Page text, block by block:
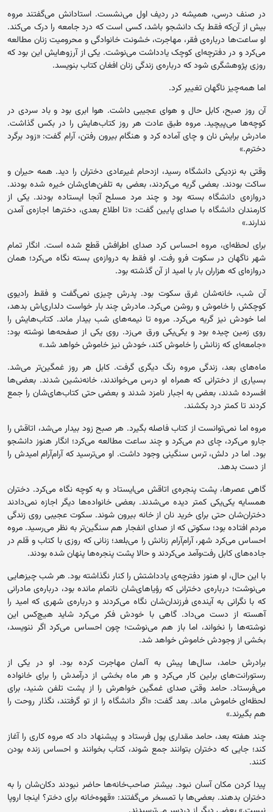
در صنف درسی، همیشه در ردیف اول می‌نشست. استادانش می‌گفتند مروه
بیش از آن‌که فقط یک دانشجو باشد، کسی است که درد جامعه را درک می‌کند.
او ساعت‌ها درباره‌ی فقر، مهاجرت، خشونت خانوادگی و محرومیت زنان مطالعه
می‌کرد و در دفترچه‌ای کوچک یادداشت می‌نوشت. یکی از آرزوهایش این بود که
روزی پژوهشگری شود که درباره‌ی زندگی زنان افغان کتاب بنویسد.
اما همه‌چیز ناگهان تغییر کرد.
آن روز صبح، کابل حال و هوای عجیبی داشت. هوا ابری بود و باد سردی در
کوچه‌ها می‌پیچید. مروه طبق عادت هر روز کتاب‌هایش را در بکس گذاشت.
مادرش برایش نان و چای آماده کرد و هنگام بیرون رفتن، آرام گفت: «زود برگرد
دخترم.»
وقتی به نزدیکی دانشگاه رسید، ازدحام غیرعادی دختران را دید. همه حیران و
ساکت بودند. بعضی گریه می‌کردند، بعضی به تلفن‌های‌شان خیره شده بودند.
دروازه‌ی دانشگاه بسته بود و چند مرد مسلح آنجا ایستاده بودند. یکی از
کارمندان دانشگاه با صدای پایین گفت: «تا اطلاع بعدی، دخترها اجازه‌ی آمدن
ندارند.»
برای لحظه‌ای، مروه احساس کرد صدای اطرافش قطع شده است. انگار تمام
شهر ناگهان در سکوت فرو رفت. او فقط به دروازه‌ی بسته نگاه می‌کرد؛ همان
دروازه‌ای که هزاران بار با امید از آن گذشته بود.
آن شب، خانه‌شان غرق سکوت بود. پدرش چیزی نمی‌گفت و فقط رادیوی
کوچکش را خاموش و روشن می‌کرد. مادرش چند بار خواست دلداری‌اش بدهد،
اما خودش نیز گریه می‌کرد. مروه تا نیمه‌های شب بیدار ماند. کتاب‌هایش را
روی زمین چیده بود و یکی‌یکی ورق می‌زد. روی یکی از صفحه‌ها نوشته بود:
«جامعه‌ای که زنانش را خاموش کند، خودش نیز خاموش خواهد شد.»
ماه‌های بعد، زندگی مروه رنگ دیگری گرفت. کابل هر روز غمگین‌تر می‌شد.
بسیاری از دخترانی که همراه او درس می‌خواندند، خانه‌نشین شدند. بعضی‌ها
افسرده شدند، بعضی به اجبار نامزد شدند و بعضی حتی کتاب‌های‌شان را جمع
کردند تا کمتر درد بکشند.
مروه اما نمی‌توانست از کتاب فاصله بگیرد. هر صبح زود بیدار می‌شد، اتاقش را
جارو می‌کرد، چای دم می‌کرد و چند ساعت مطالعه می‌کرد؛ انگار هنوز دانشجو
بود. اما در دلش، ترس سنگینی وجود داشت. او می‌ترسید که آرام‌آرام امیدش را
از دست بدهد.
گاهی عصرها، پشت پنجره‌ی اتاقش می‌ایستاد و به کوچه نگاه می‌کرد. دختران
همسایه یکی‌یکی کمتر دیده می‌شدند. بعضی خانواده‌ها دیگر اجازه نمی‌دادند
دختران‌شان حتی برای خرید نان از خانه بیرون شوند. سکوت عجیبی روی زندگی
مردم افتاده بود؛ سکوتی که از صدای انفجار هم سنگین‌تر به نظر می‌رسید. مروه
احساس می‌کرد شهر، آرام‌آرام زنانش را می‌بلعد؛ زنانی که روزی با کتاب و قلم در
جاده‌های کابل رفت‌وآمد می‌کردند و حالا پشت پنجره‌ها پنهان شده بودند.
با این حال، او هنوز دفترچه‌ی یادداشتش را کنار نگذاشته بود. هر شب چیزهایی
می‌نوشت؛ درباره‌ی دخترانی که رؤیاهای‌شان ناتمام مانده بود، درباره‌ی مادرانی
که با نگرانی به آینده‌ی فرزندان‌شان نگاه می‌کردند و درباره‌ی شهری که امید را
آهسته از دست می‌داد. گاهی با خودش فکر می‌کرد شاید هیچ‌کس این
نوشته‌ها را نخواند، اما باز هم می‌نوشت؛ چون احساس می‌کرد اگر ننویسد،
بخشی از وجودش خاموش خواهد شد.
برادرش حامد، سال‌ها پیش به آلمان مهاجرت کرده بود. او در یکی از
رستورانت‌های برلین کار می‌کرد و هر ماه بخشی از درآمدش را برای خانواده
می‌فرستاد. حامد وقتی صدای غمگین خواهرش را از پشت تلفن شنید، برای
لحظه‌ای خاموش ماند. بعد گفت: «اگر دانشگاه را از تو گرفتند، نگذار روحت را
هم بگیرند.»
چند هفته بعد، حامد مقداری پول فرستاد و پیشنهاد داد که مروه کاری را آغاز
کند؛ جایی که دختران بتوانند جمع شوند، کتاب بخوانند و احساس زنده بودن
کنند.
پیدا کردن مکان آسان نبود. بیشتر صاحب‌خانه‌ها حاضر نبودند دکان‌شان را به
دختران بدهند. بعضی‌ها با تمسخر می‌گفتند: «قهوه‌خانه برای دختر؟ اینجا اروپا